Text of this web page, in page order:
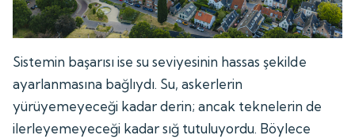
Sistemin başarısı ise su seviyesinin hassas şekilde
ayarlanmasına bağlıydı. Su, askerlerin
yürüyemeyeceği kadar derin; ancak teknelerin de
ilerleyemeyeceği kadar sığ tutuluyordu. Böylece